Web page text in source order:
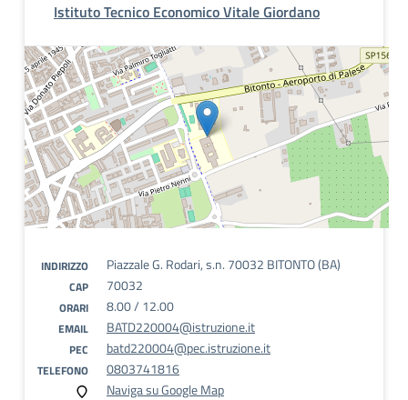
Istituto Tecnico Economico Vitale Giordano
INDIRIZZO Piazzale G. Rodari, s.n. 70032 BITONTO (BA)
CAP 70032
ORARI 8.00 / 12.00
EMAIL BATD220004@istruzione.it
PEC batd220004@pec.istruzione.it
TELEFONO
0803741816
Naviga su Google Map